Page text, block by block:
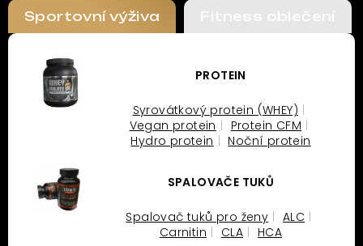
Sportovní výživa Fitness oblečení
PROTEIN
Syrovátkový protein (WHEY)
Vegan protein
Protein CFM
Hydro protein
Noční protein
SPALOVAČE TUKŮ
Spalovač tuků pro ženy
ALC
Carnitin
CLA HCA